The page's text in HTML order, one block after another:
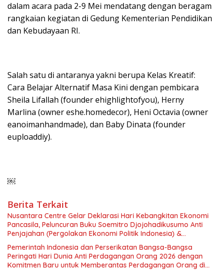
dalam acara pada 2-9 Mei mendatang dengan beragam
rangkaian kegiatan di Gedung Kementerian Pendidikan
dan Kebudayaan RI.
Salah satu di antaranya yakni berupa Kelas Kreatif:
Cara Belajar Alternatif Masa Kini dengan pembicara
Sheila Lifallah (founder ehighlightofyou), Herny
Marlina (owner eshe.homedecor), Heni Octavia (owner
eanoimanhandmade), dan Baby Dinata (founder
euploaddiy).
￼
Berita Terkait
Nusantara Centre Gelar Deklarasi Hari Kebangkitan Ekonomi
Pancasila, Peluncuran Buku Soemitro Djojohadikusumo Anti
Penjajahan (Pergolakan Ekonomi Politik Indonesia) &
Simposium Nasional “Urgensi Undang-Undang Perekonomian
Nasional dan Kesejahteraan Sosial dalam Menata Bangsa
Menuju Indonesia Emas 2045”,
Pemerintah Indonesia dan Perserikatan Bangsa-Bangsa
Peringati Hari Dunia Anti Perdagangan Orang 2026 dengan
Komitmen Baru untuk Memberantas Perdagangan Orang di